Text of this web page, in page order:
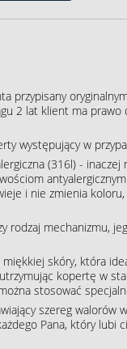
przypisany
2 lat klient ma prawo
występujący w
(316l) -
i nie zmienia
rodzaj mechanizmu,
skóry, która
kopertę w
stosować
szereg walorów
Pana, który